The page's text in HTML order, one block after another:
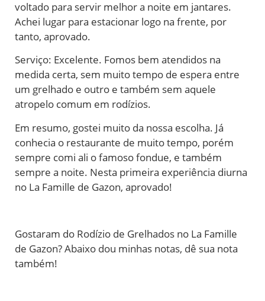
voltado para servir melhor a noite em jantares.
Achei lugar para estacionar logo na frente, por
tanto, aprovado.
Serviço: Excelente. Fomos bem atendidos na
medida certa, sem muito tempo de espera entre
um grelhado e outro e também sem aquele
atropelo comum em rodízios.
Em resumo, gostei muito da nossa escolha. Já
conhecia o restaurante de muito tempo, porém
sempre comi ali o famoso fondue, e também
sempre a noite. Nesta primeira experiência diurna
no La Famille de Gazon, aprovado!
Gostaram do Rodízio de Grelhados no La Famille
de Gazon? Abaixo dou minhas notas, dê sua nota
também!